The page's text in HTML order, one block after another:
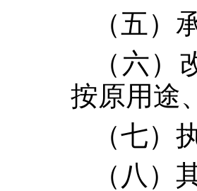
（五）
（六
按原用途
（七）
（八）